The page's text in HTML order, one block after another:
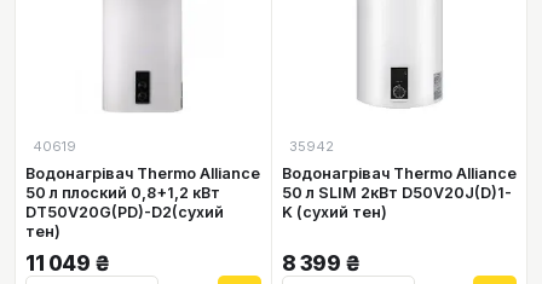
40619
Водонагрівач Thermo Alliance
50 л плоский 0,8+1,2 кВт
DT50V20G(PD)-D2(сухий
тен)
11 049 ₴
35942
Водонагрівач Thermo Alliance
50 л SLIM 2кВт D50V20J(D)1-
K (сухий тен)
8 399 ₴